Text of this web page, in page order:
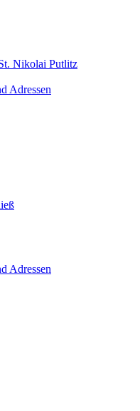
Nikolai Putlitz
Adressen
Adressen